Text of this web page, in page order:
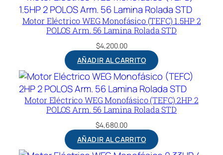
Motor Eléctrico WEG Monofásico (TEFC) 1.5HP 2
POLOS Arm. 56 Lamina Rolada STD
$4,200.00
AÑADIR AL CARRITO
Motor Eléctrico WEG Monofásico (TEFC) 2HP 2
POLOS Arm. 56 Lamina Rolada STD
$4,680.00
AÑADIR AL CARRITO